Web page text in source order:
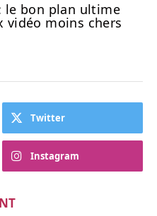
le bon plan ultime
vidéo moins chers
Twitter
Instagram